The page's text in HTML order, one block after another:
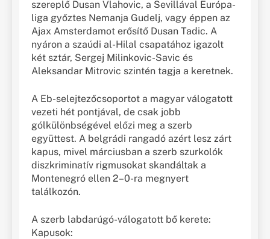
szereplő Dusan Vlahovic, a Sevillával Európa-
liga győztes Nemanja Gudelj, vagy éppen az
Ajax Amsterdamot erősítő Dusan Tadic. A
nyáron a szaúdi al-Hilal csapatához igazolt
két sztár, Sergej Milinkovic-Savic és
Aleksandar Mitrovic szintén tagja a keretnek.
A Eb-selejtezőcsoportot a magyar válogatott
vezeti hét pontjával, de csak jobb
gólkülönbségével előzi meg a szerb
együttest. A belgrádi rangadó azért lesz zárt
kapus, mivel márciusban a szerb szurkolók
diszkriminatív rigmusokat skandáltak a
Montenegró ellen 2–0-ra megnyert
találkozón.
A szerb labdarúgó-válogatott bő kerete:
Kapusok: